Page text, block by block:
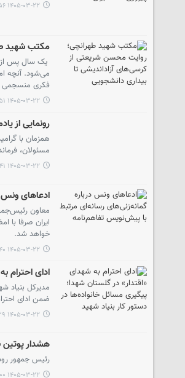
۱۴۰۵-۰۳-۲۲ ۲۱:۵۶
مکتب شهید
یک سال پس از
می‌شود. آنچه
فکری منسجمی
۱۴۰۵-۰۳-۲۲ ۲۱:۵۱
رونمایی از
مسئولان،
۱۴۰۵-۰۳-۲۲ ۲۱:۴۱
ادعاهای ونس
معاون
ایران صرفا با
خواهد شد.
۱۴۰۵-۰۳-۲۲ ۲۱:۴۰
ادای احترام
ضمن ادای
۱۴۰۵-۰۳-۲۲ ۲۱:۳۹
هشدار پوتین
رئیس جمهور
۱۴۰۵-۰۳-۲۲ ۲۱:۰۰